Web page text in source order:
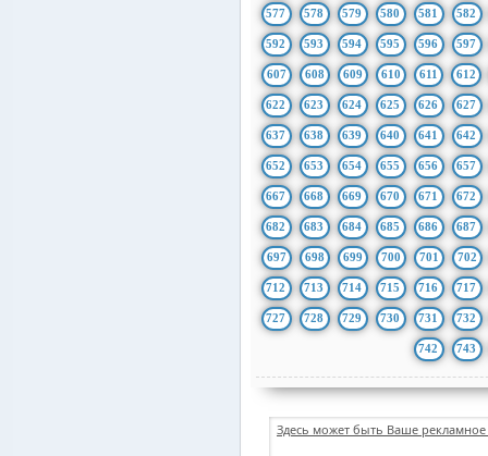
577 578 579 580 581 582
592 593 594 595 596 597
607 608 609 610 611 612
622 623 624 625 626 627
637 638 639 640 641 642
652 653 654 655 656 657
667 668 669 670 671 672
682 683 684 685 686 687
697 698 699 700 701 702
712 713 714 715 716 717
727 728 729 730 731 732
742 743
Здесь может быть Ваше